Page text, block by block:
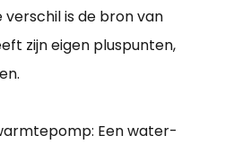
is de bron van
zijn eigen pluspunten,
Een water-